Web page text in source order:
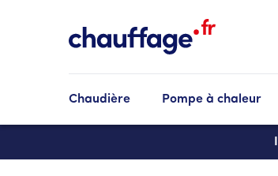
Chaudière Pompe à chaleur